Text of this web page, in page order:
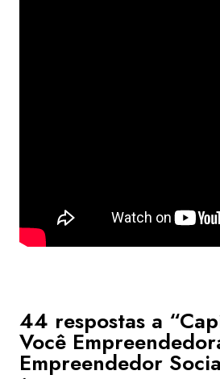
44 respostas a
Você
Empreendedor